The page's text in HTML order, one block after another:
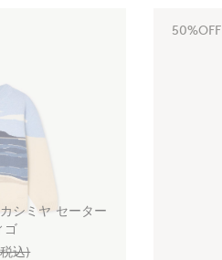
シミヤ セーター
ゴ
込)
50%OFF